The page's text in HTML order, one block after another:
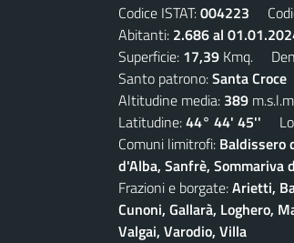
Codice ISTAT:004223
Abitanti: 2.686 al
Superficie: 17,39 Kmq.
Santo patrono:Santa Croce
Altitudine media: 389
Latitudine:44° 44' 45''
Comuni limitrofi: Baldissero
d'Alba, Sanfrè, Sommariva
Frazioni e borgate:Arietti,
Cunoni, Gallarà, Loghero,
Valgai, Varodio, Villa